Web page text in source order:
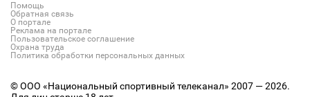
Помощь
Обратная связь
О портале
Реклама на портале
Пользовательское соглашение
Охрана труда
Политика обработки персональных данных
© ООО «Национальный спортивный телеканал» 2007 — 2026.